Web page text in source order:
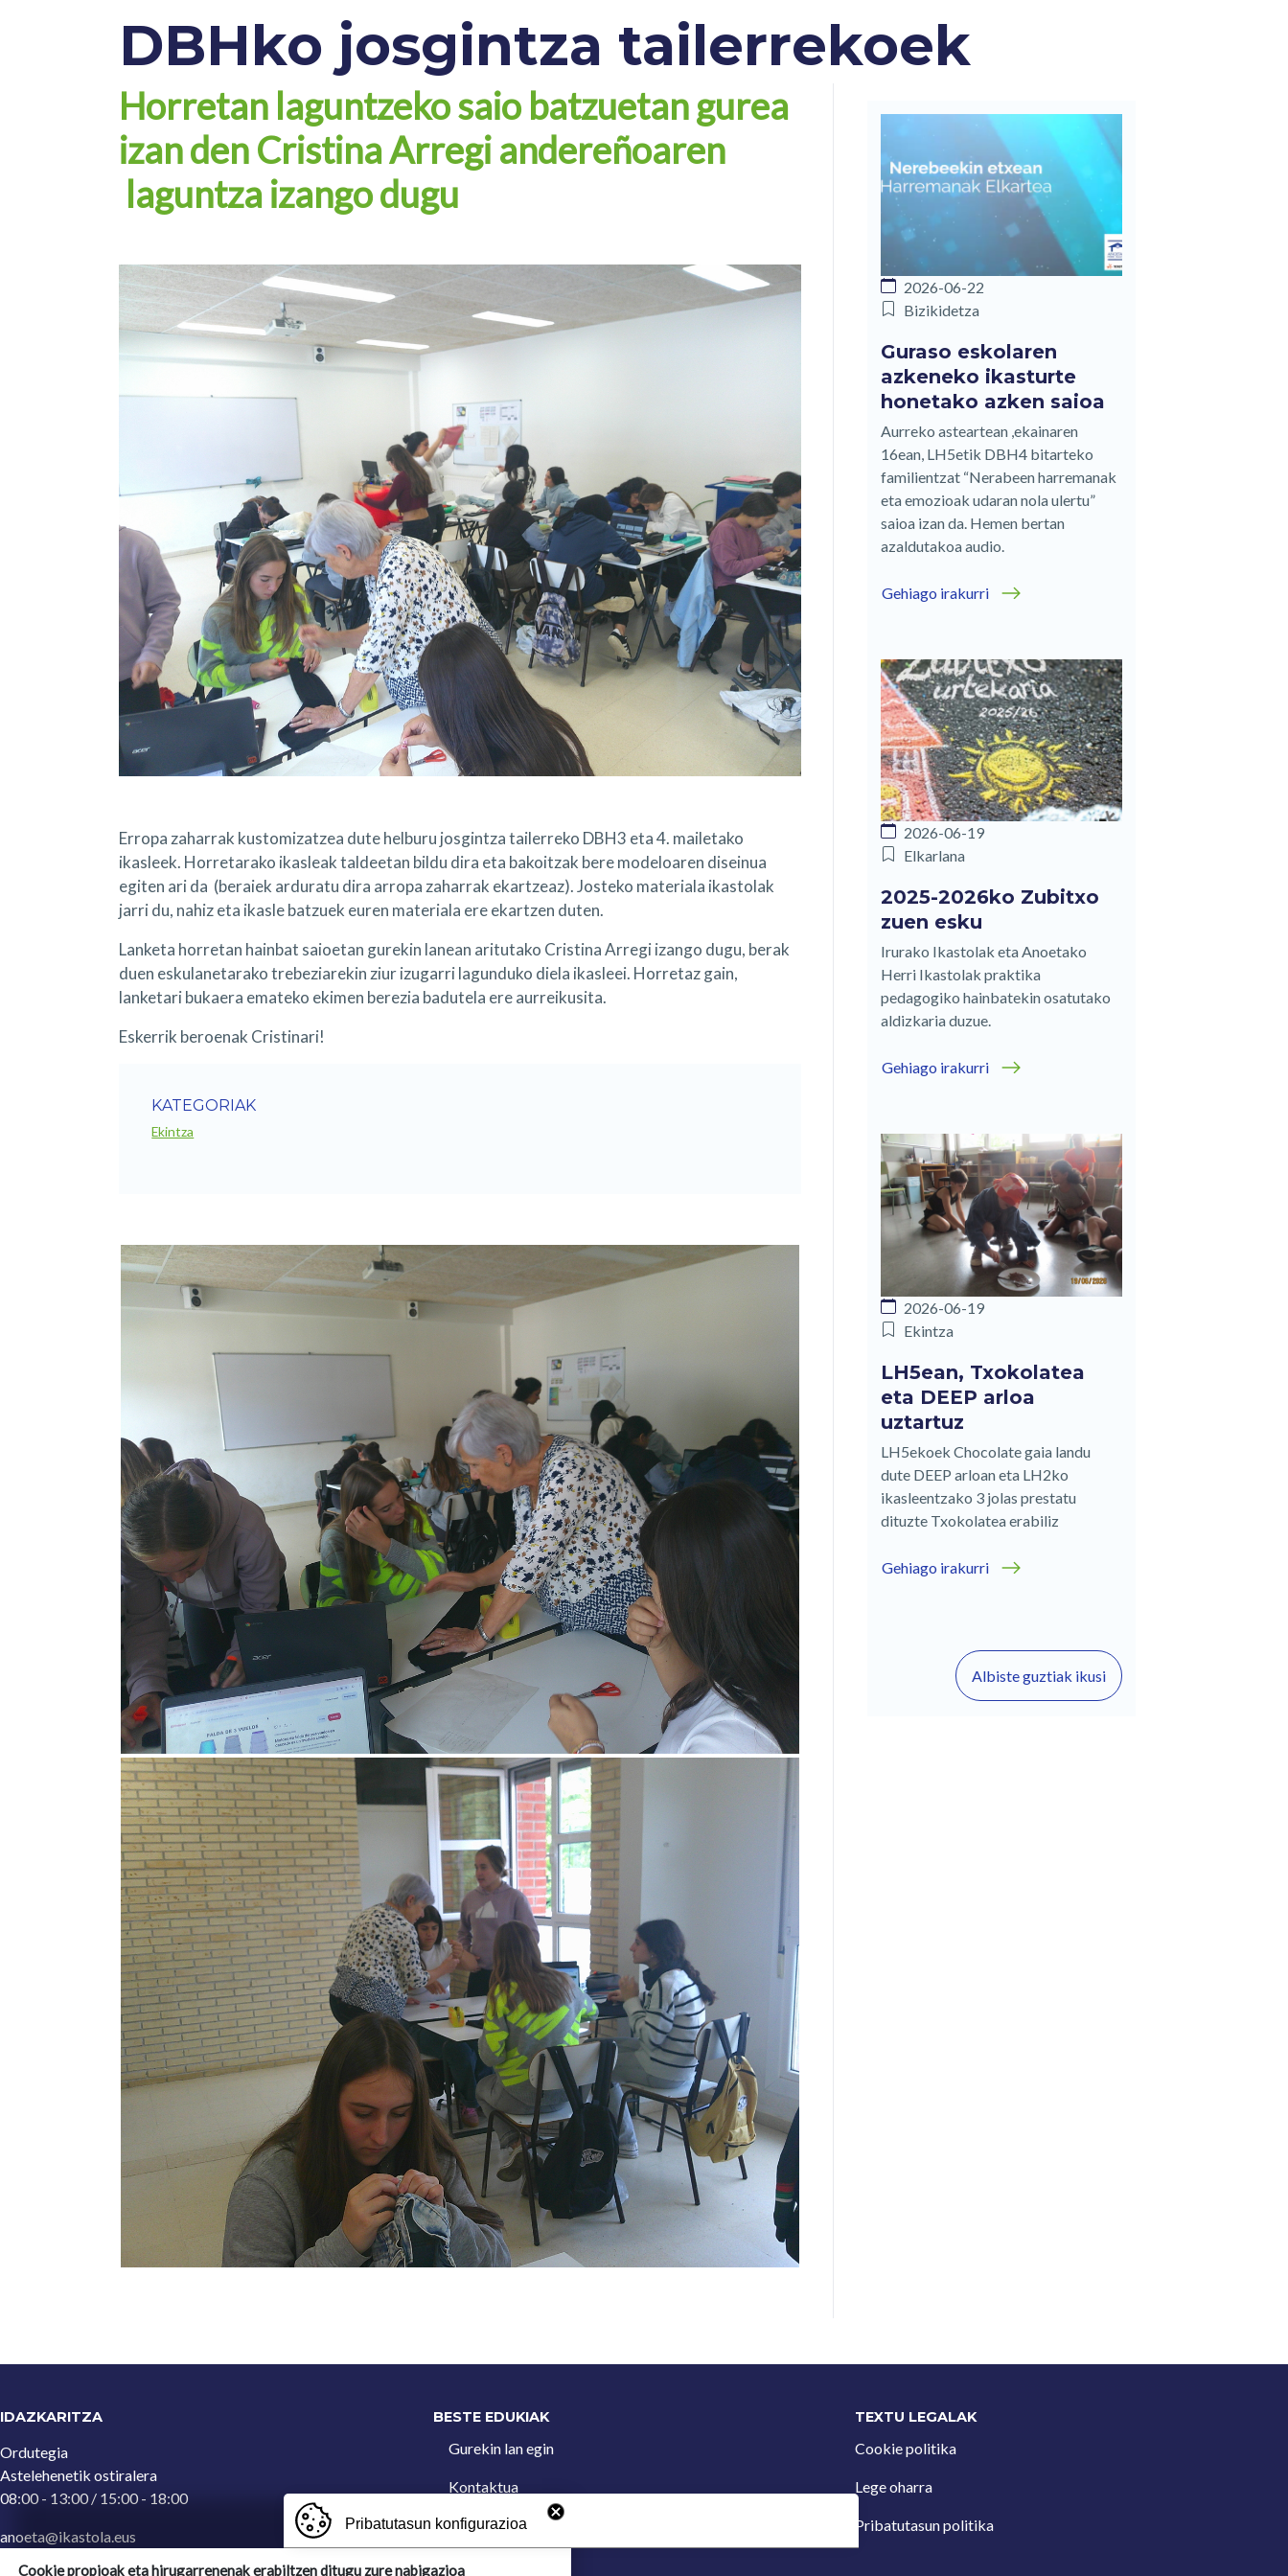
DBHko josgintza tailerrekoek
Horretan laguntzeko saio batzuetan gurea
izan den Cristina Arregi andereñoaren
laguntza izango dugu
Erropa zaharrak kustomizatzea dute helburu josgintza tailerreko DBH3 eta 4. mailetako
ikasleek. Horretarako ikasleak taldeetan bildu dira eta bakoitzak bere modeloaren diseinua
egiten ari da (beraiek arduratu dira arropa zaharrak ekartzeaz). Josteko materiala ikastolak
jarri du, nahiz eta ikasle batzuek euren materiala ere ekartzen duten.
Lanketa horretan hainbat saioetan gurekin lanean aritutako Cristina Arregi izango dugu, berak
duen eskulanetarako trebeziarekin ziur izugarri lagunduko diela ikasleei. Horretaz gain,
lanketari bukaera emateko ekimen berezia badutela ere aurreikusita.
Eskerrik beroenak Cristinari!
KATEGORIAK
Ekintza
2026-06-22
Bizikidetza
Guraso eskolaren
azkeneko ikasturte
honetako azken saioa
Aurreko asteartean ,ekainaren
16ean, LH5etik DBH4 bitarteko
familientzat “Nerabeen harremanak
eta emozioak udaran nola ulertu”
saioa izan da. Hemen bertan
azaldutakoa audio.
Gehiago irakurri
2026-06-19
Elkarlana
2025-2026ko Zubitxo
zuen esku
Irurako Ikastolak eta Anoetako
Herri Ikastolak praktika
pedagogiko hainbatekin osatutako
aldizkaria duzue.
Gehiago irakurri
2026-06-19
Ekintza
LH5ean, Txokolatea
eta DEEP arloa
uztartuz
LH5ekoek Chocolate gaia landu
dute DEEP arloan eta LH2ko
ikasleentzako 3 jolas prestatu
dituzte Txokolatea erabiliz
Gehiago irakurri
Albiste guztiak ikusi
IDAZKARITZA
Ordutegia
Astelehenetik ostiralera
08:00 - 13:00 / 15:00 - 18:00
anoeta@ikastola.eus
BESTE EDUKIAK
Gurekin lan egin
Kontaktua
Iradokizun postontzia
TEXTU LEGALAK
Cookie politika
Lege oharra
Pribatutasun politika
Pribatutasun konfigurazioa
Cookie propioak eta hirugarrenenak erabiltzen ditugu zure nabigazioa